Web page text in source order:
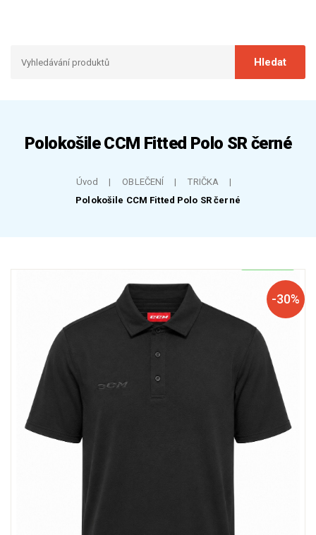
Polokošile CCM Fitted Polo SR černé
Úvod OBLEČENÍ
TRIČKA
Polokošile CCM Fitted Polo SR černé
SKLADEM
SLEVA
NÁŠ TIP
-30%